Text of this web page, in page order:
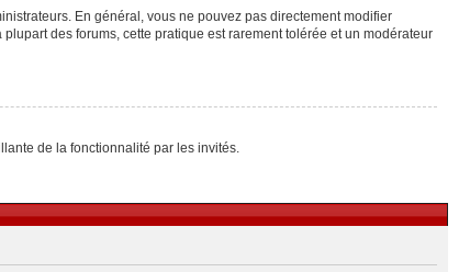
En général, vous ne pouvez pas directement modifier
des forums, cette pratique est rarement tolérée et un modérateur
de la fonctionnalité par les invités.